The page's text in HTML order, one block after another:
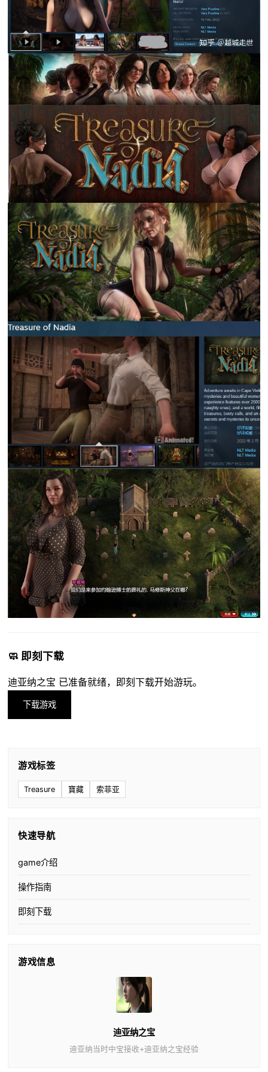
🧼 即刻下载
迪亚纳之宝 已准备就绪，即刻下载开始游玩。
下载游戏
游戏标签
Treasure 寶藏 索菲亚
快速导航
game介绍
操作指南
即刻下载
游戏信息
迪亚纳之宝
迪亚纳当时中宝接收+迪亚纳之宝经验